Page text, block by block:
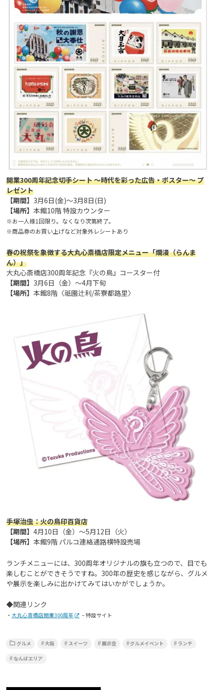
開業300周年記念切手シート ～時代を彩った広告・ポスター～ プ
レゼント
【期間】 3月6日(金)～3月8日(日)
【場所】本館10階 特設カウンター
※お一人様1回限り。なくなり次第終了。
※商品券のお買い上げなど対象外レシートあり
春の祝祭を象徴する大丸心斎橋店限定メニュー「爛漫（らんま
ん）」
大丸心斎橋店300周年記念『火の鳥』コースター付
【期間】 3月6日（金）～4月下旬
【場所】本館8階〈祇園辻利/茶寮都路里〉
手塚治虫：火の鳥印百貨店
【期間】4月10日（金）～5月12日（火）
【場所】本館9階 パルコ連絡通路横特設売場
ランチメニューには、300周年オリジナルの旗も立つので、目でも
楽しむことができそうですね。300年の歴史を感じながら、グルメ
や展示を楽しみに出かけてみてはいかがでしょうか。
◆関連リンク
・大丸心斎橋店開業300周年 – 特設サイト
グルメ 大阪 スイーツ 展示会 グルメイベント ランチ
なんばエリア